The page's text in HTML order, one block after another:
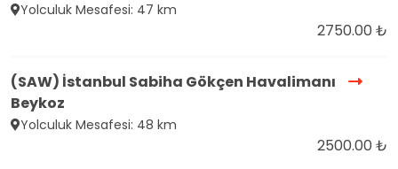
Yolculuk Mesafesi: 47 km
2750.00 ₺
(SAW) İstanbul Sabiha Gökçen Havalimanı
Beykoz
Yolculuk Mesafesi: 48 km
2500.00 ₺